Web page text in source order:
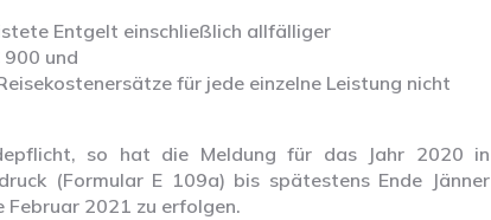
Entgelt einschließlich allfälliger
und
für jede einzelne Leistung nicht
so hat die Meldung für das Jahr 2020 in
(Formular E 109a) bis spätestens Ende Jänner
Februar 2021 zu erfolgen.